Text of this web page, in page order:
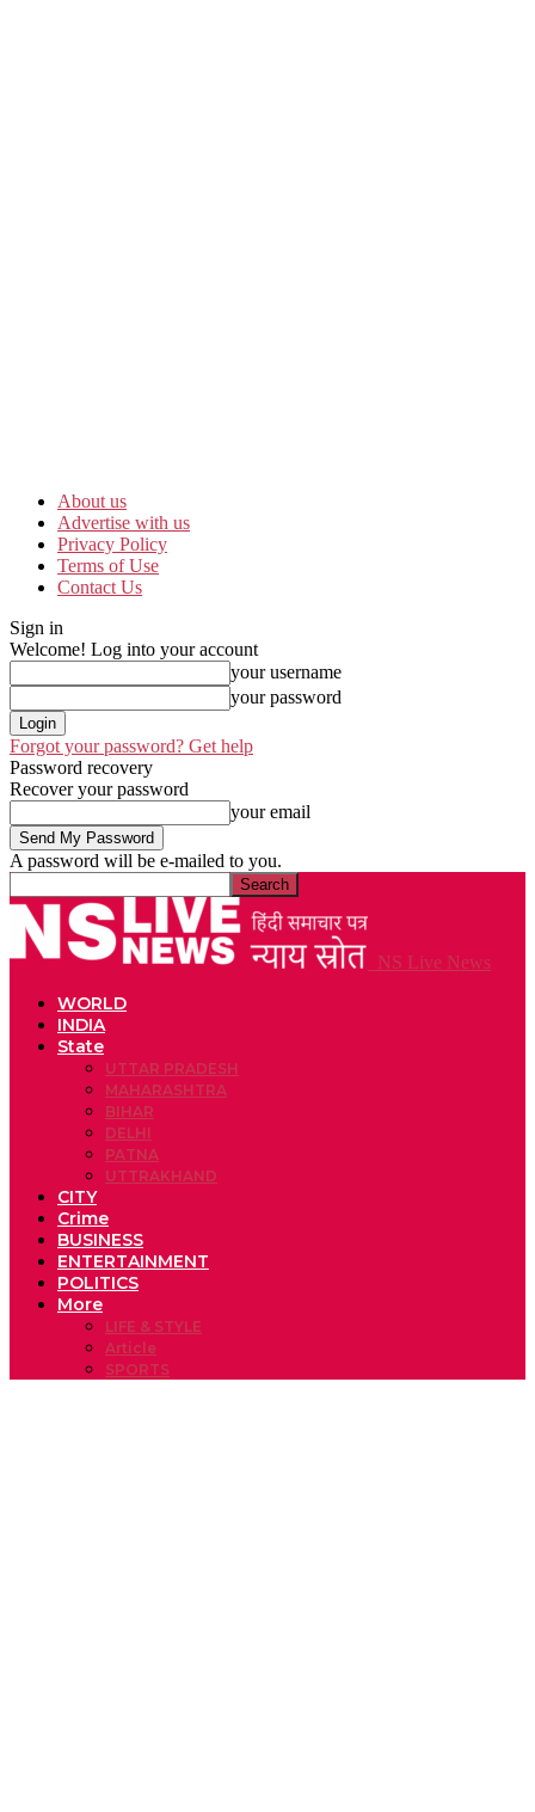
About us
Advertise with us
Privacy Policy
Terms of Use
Contact Us
Sign in
Welcome! Log into your account
your username
your password
Forgot your password? Get help
Password recovery
Recover your password
your email
A password will be e-mailed to you.
NS Live News
WORLD
INDIA
State
UTTAR PRADESH
MAHARASHTRA
BIHAR
DELHI
PATNA
UTTRAKHAND
CITY
Crime
BUSINESS
ENTERTAINMENT
POLITICS
More
LIFE & STYLE
Article
SPORTS